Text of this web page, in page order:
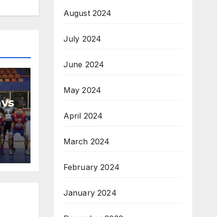
August 2024
July 2024
June 2024
May 2024
April 2024
March 2024
February 2024
January 2024